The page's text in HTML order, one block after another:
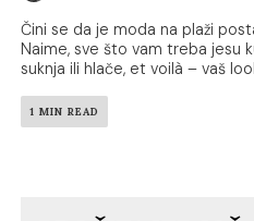
Čini se da je moda na plaži
Naime, sve što vam treba jesu
suknja ili hlače, et voilà – vaš
1 MIN READ